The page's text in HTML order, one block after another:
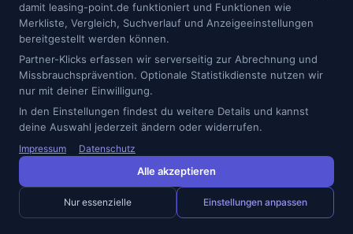
Prüfe außerdem, ob es sich wirklich um einen extern
aufladbaren Plug-in-Hybrid handelt oder um einen
Vollhybrid ohne Ladestecker. Beide Varianten können
sinnvoll sein, aber sie lösen unterschiedliche Probleme.
Ein Vollhybrid ist unkompliziert, weil du nicht laden
musst. Ein Plug-in-Hybrid hat mehr elektrisches
Potenzial, verlangt aber mehr Disziplin und eine
passende Infrastruktur.
Förderung, Verbrauch und offizielle
Informationen
damit leasing-point.de funktioniert und Funktionen wie
Merkliste, Vergleich, Suchverlauf und Anzeigeeinstellungen
bereitgestellt werden können.
Partner-Klicks erfassen wir serverseitig zur Abrechnung und
Missbrauchsprävention. Optionale Statistikdienste nutzen wir
nur mit deiner Einwilligung.
In den Einstellungen findest du weitere Details und kannst
deine Auswahl jederzeit ändern oder widerrufen.
Impressum Datenschutz
Alle akzeptieren
Nur essenzielle Einstellungen anpassen